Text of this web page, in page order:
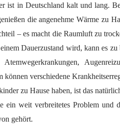
ist in Deutschland kalt und lang.
die angenehme Wärme zu
– es macht die Raumluft zu
Dauerzustand wird, kann es
Atemwegerkrankungen,
können verschiedene
zu Hause haben, ist das
ein weit verbreitetes Problem
gehört.